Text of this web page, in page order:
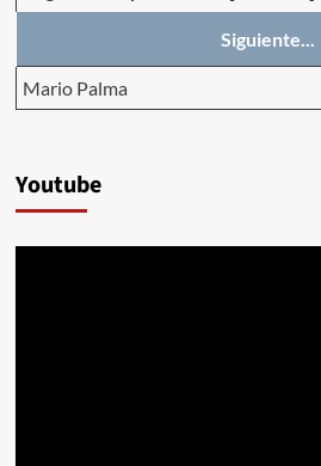
Siguiente...
Mario Palma
Youtube